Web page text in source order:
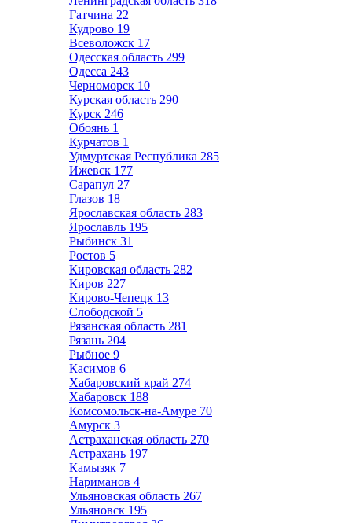
Гатчина 22
Кудрово 19
Всеволожск 17
Одесская область 299
Одесса 243
Черноморск 10
Курская область 290
Курск 246
Обоянь 1
Курчатов 1
Удмуртская Республика 285
Ижевск 177
Сарапул 27
Глазов 18
Ярославская область 283
Ярославль 195
Рыбинск 31
Ростов 5
Кировская область 282
Киров 227
Кирово-Чепецк 13
Слободской 5
Рязанская область 281
Рязань 204
Рыбное 9
Касимов 6
Хабаровский край 274
Хабаровск 188
Комсомольск-на-Амуре 70
Амурск 3
Астраханская область 270
Астрахань 197
Камызяк 7
Нариманов 4
Ульяновская область 267
Ульяновск 195